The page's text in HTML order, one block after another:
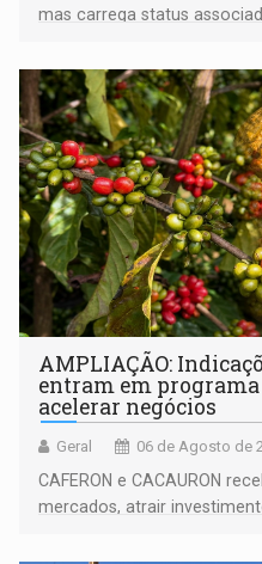
mas carrega status
AMPLIAÇÃO:
entram em
acelerar negócios
Geral 06 de Agosto de
CAFERON e CACAURON
mercados, atrair